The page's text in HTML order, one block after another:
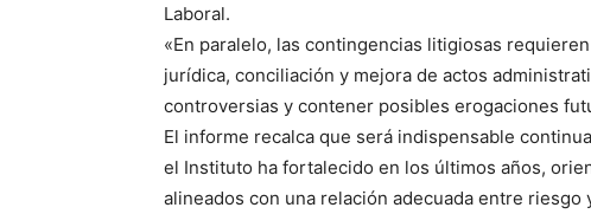
Laboral.
«En paralelo, las contingencias litigiosas
jurídica, conciliación y mejora de actos
controversias y contener posibles erogaciones
El informe recalca que será indispensable
el Instituto ha fortalecido en los últimos años,
alineados con una relación adecuada entre riesgo